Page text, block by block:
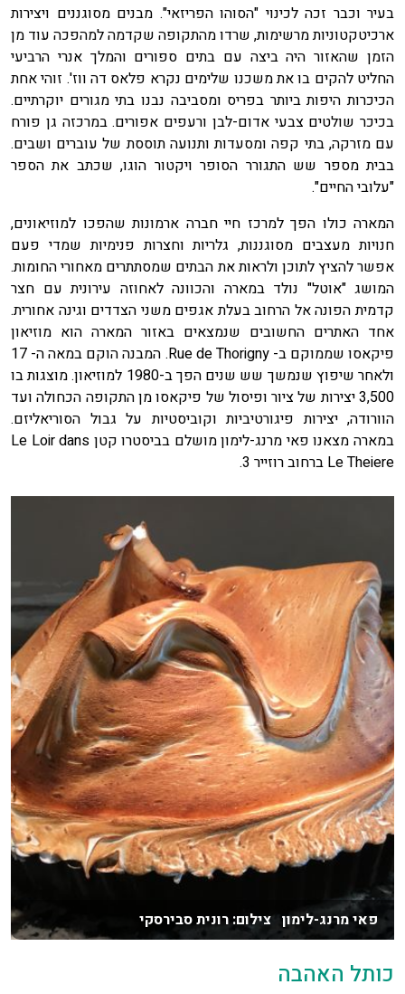
בעיר וכבר זכה לכינוי "הסוהו הפריזאי". מבנים מסוגננים ויצירות
ארכיטקטוניות מרשימות, שרדו מהתקופה שקדמה למהפכה עוד מן
הזמן שהאזור היה ביצה עם בתים ספורים והמלך אנרי הרביעי
החליט להקים בו את משכנו שלימים נקרא פלאס דה ווז'. זוהי אחת
הכיכרות היפות ביותר בפריס ומסביבה נבנו בתי מגורים יוקרתיים.
בכיכר שולטים צבעי אדום-לבן ורעפים אפורים. במרכזה גן פורח
עם מזרקה, בתי קפה ומסעדות ותנועה תוססת של עוברים ושבים.
בבית מספר שש התגורר הסופר ויקטור הוגו, שכתב את הספר
"עלובי החיים".
המארה כולו הפך למרכז חיי חברה ארמונות שהפכו למוזיאונים,
חנויות מעצבים מסוגננות, גלריות וחצרות פנימיות שמדי פעם
אפשר להציץ לתוכן ולראות את הבתים שמסתתרים מאחורי החומות.
המושג "אוטל" נולד במארה והכוונה לאחוזה עירונית עם חצר
קדמית הפונה אל הרחוב בעלת אגפים משני הצדדים וגינה אחורית.
אחד האתרים החשובים שנמצאים באזור המארה הוא מוזיאון
פיקאסו שממוקם ב- Rue de Thorigny. המבנה הוקם במאה ה- 17
ולאחר שיפוץ שנמשך שש שנים הפך ב-1980 למוזיאון. מוצגות בו
3,500 יצירות של ציור ופיסול של פיקאסו מן התקופה הכחולה ועד
הוורודה, יצירות פיגורטיביות וקוביסטיות על גבול הסוריאליזם.
במארה מצאנו פאי מרנג-לימון מושלם בביסטרו קטן Le Loir dans
Le Theiere ברחוב רוזייר 3.
פאי מרנג-לימון צילום: רונית סבירסקי
כותל האהבה